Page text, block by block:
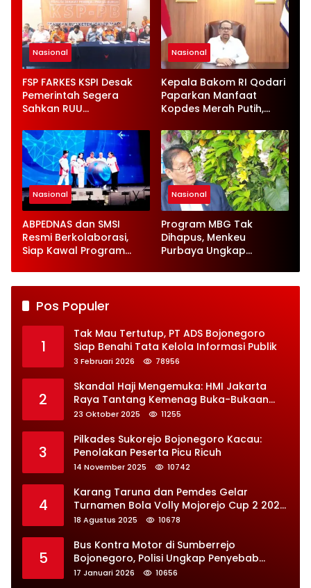
Nasional
FSP FARKES KSPI Desak
Pemerintah Segera
Sahkan RUU
Nasional
Kepala Bakom RI Qodari
Paparkan Manfaat
Kopdes Merah Putih,
Kerja
Nasional
ABPEDNAS dan SMSI
Resmi Berkolaborasi,
Siap Kawal Program
Nasional
Program MBG Tak
Dihapus, Menkeu
Purbaya Ungkap
besaran
Pos Populer
1
Tak Mau Tertutup, PT ADS Bojonegoro
Siap Benahi Tata Kelola Informasi Publik
3 Februari 2026 78956
2
Skandal Haji Mengemuka: HMI Jakarta
Raya Tantang Kemenag Buka-Bukaan
Soal Kontrak Syarekah Bermasalah
23 Oktober 2025 11255
3
Pilkades Sukorejo Bojonegoro Kacau:
Penolakan Peserta Picu Ricuh
14 November 2025 10742
4
Karang Taruna dan Pemdes Gelar
Turnamen Bola Volly Mojorejo Cup 2 2025,
Diikuti 28 Tim
18 Agustus 2025 10678
5
Bus Kontra Motor di Sumberrejo
Bojonegoro, Polisi Ungkap Penyebab
Kecelakaan
17 Januari 2026 10656